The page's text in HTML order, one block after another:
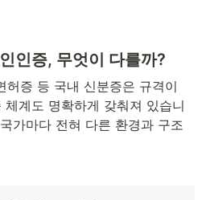
인증, 무엇이 다를까?
허증 등 국내 신분증은 규격이
계도 명확하게 갖춰져 있습니
가마다 전혀 다른 환경과 구조